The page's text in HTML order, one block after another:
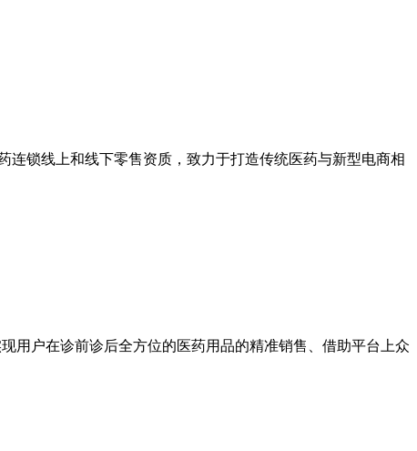
连锁线上和线下零售资质，致力于打造传统医药与新型电商相
用户在诊前诊后全方位的医药用品的精准销售、借助平台上众